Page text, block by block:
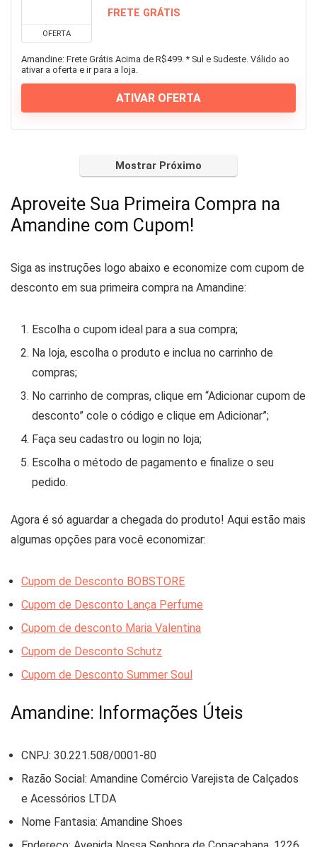
OFERTA
FRETE GRÁTIS
Amandine: Frete Grátis Acima de R$499. * Sul e Sudeste. Válido ao
ativar a oferta e ir para a loja.
ATIVAR OFERTA
Mostrar Próximo
Aproveite Sua Primeira Compra na
Amandine com Cupom!
Siga as instruções logo abaixo e economize com cupom de
desconto em sua primeira compra na Amandine:
Escolha o cupom ideal para a sua compra;
Na loja, escolha o produto e inclua no carrinho de
compras;
No carrinho de compras, clique em “Adicionar cupom de
desconto” cole o código e clique em Adicionar”;
Faça seu cadastro ou login no loja;
Escolha o método de pagamento e finalize o seu
pedido.
Agora é só aguardar a chegada do produto! Aqui estão mais
algumas opções para você economizar:
Cupom de Desconto BOBSTORE
Cupom de Desconto Lança Perfume
Cupom de desconto Maria Valentina
Cupom de Desconto Schutz
Cupom de Desconto Summer Soul
Amandine: Informações Úteis
CNPJ: 30.221.508/0001-80
Razão Social: Amandine Comércio Varejista de Calçados
e Acessórios LTDA
Nome Fantasia: Amandine Shoes